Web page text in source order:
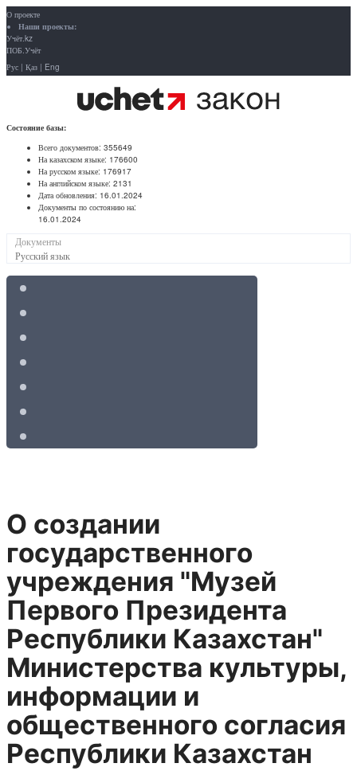
О проекте
Наши проекты:
Учёт.kz
ПОБ.Учёт
Рус | Қаз | Eng
Состояние базы:
Всего документов: 355649
На казахском языке: 176600
На русском языке: 176917
На английском языке: 2131
Дата обновления: 16.01.2024
Документы по состоянию на:
16.01.2024
Документы
Русский язык
О создании
государственного
учреждения "Музей
Первого Президента
Республики Казахстан"
Министерства культуры,
информации и
общественного согласия
Республики Казахстан